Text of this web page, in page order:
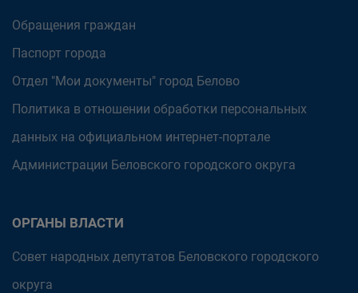
Обращения граждан
Паспорт города
Отдел "Мои документы" город Белово
Политика в отношении обработки персональных
данных на официальном интернет-портале
Администрации Беловского городского округа
ОРГАНЫ ВЛАСТИ
Совет народных депутатов Беловского городского
округа